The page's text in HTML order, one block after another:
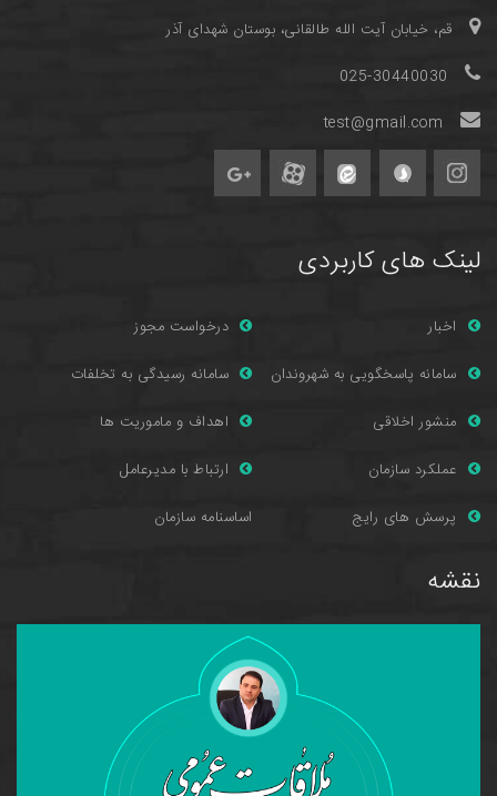
قم، خیابان آیت الله طالقانی، بوستان شهدای آذر
025-30440030
test@gmail.com
لینک های کاربردی
اخبار
درخواست مجوز
سامانه پاسخگویی به شهروندان
سامانه رسیدگی به تخلفات
منشور اخلاقی
اهداف و ماموریت ها
عملکرد سازمان
ارتباط با مدیرعامل
پرسش های رایج اساسنامه سازمان
نقشه